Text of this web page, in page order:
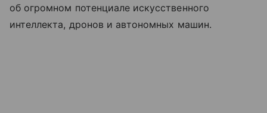
об огромном потенциале искусственного
интеллекта, дронов и автономных машин.